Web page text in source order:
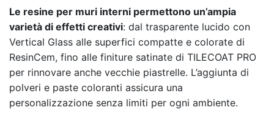
Le resine per muri interni permettono un’ampia
varietà di effetti creativi: dal trasparente lucido con
Vertical Glass alle superfici compatte e colorate di
ResinCem, fino alle finiture satinate di TILECOAT PRO
per rinnovare anche vecchie piastrelle. L’aggiunta di
polveri e paste coloranti assicura una
personalizzazione senza limiti per ogni ambiente.